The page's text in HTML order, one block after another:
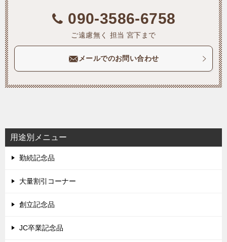
090-3586-6758
ご遠慮無く 担当 宮下まで
メールでのお問い合わせ
用途別メニュー
勤続記念品
大量割引コーナー
創立記念品
JC卒業記念品